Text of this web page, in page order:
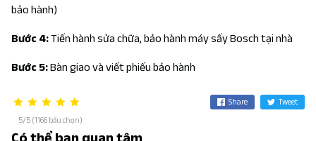
bảo hành)
Bước 4:Tiến hành sửa chữa, bảo hành máy sấy Bosch tại nhà
Bước 5:Bàn giao và viết phiếu bảo hành
5/5 (1166 bầu chọn)
Share Tweet
Có thể bạn quan tâm